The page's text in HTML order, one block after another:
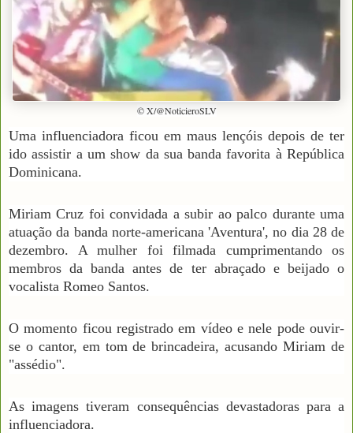
© X/@NoticieroSLV
Uma influenciadora ficou em maus lençóis depois de ter
ido assistir a um show da sua banda favorita à República
Dominicana.
Miriam Cruz foi convidada a subir ao palco durante uma
atuação da banda norte-americana 'Aventura', no dia 28 de
dezembro. A mulher foi filmada cumprimentando os
membros da banda antes de ter abraçado e beijado o
vocalista Romeo Santos.
O momento ficou registrado em vídeo e nele pode ouvir-
se o cantor, em tom de brincadeira, acusando Miriam de
"assédio".
As imagens tiveram consequências devastadoras para a
influenciadora.